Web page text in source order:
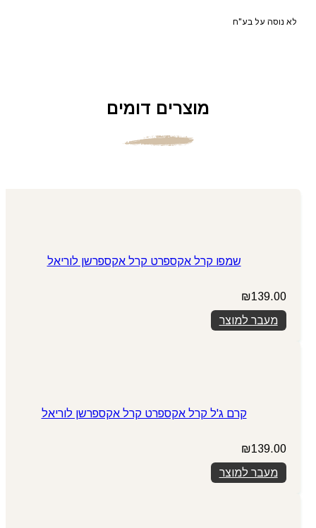
לא נוסה על בע"ח
מוצרים דומים
שמפו קרל אקספרט קרל אקספרשן לוריאל
₪139.00
מעבר למוצר
קרם ג'ל קרל אקספרט קרל אקספרשן לוריאל
₪139.00
מעבר למוצר